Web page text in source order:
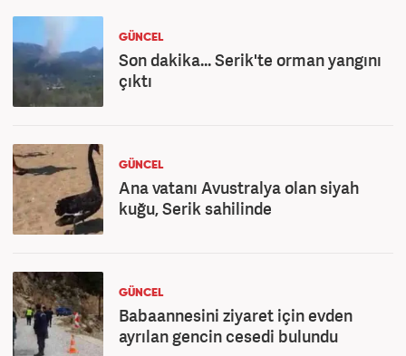
GÜNCEL
Son dakika... Serik'te orman yangını
çıktı
GÜNCEL
Ana vatanı Avustralya olan siyah
kuğu, Serik sahilinde
GÜNCEL
Babaannesini ziyaret için evden
ayrılan gencin cesedi bulundu